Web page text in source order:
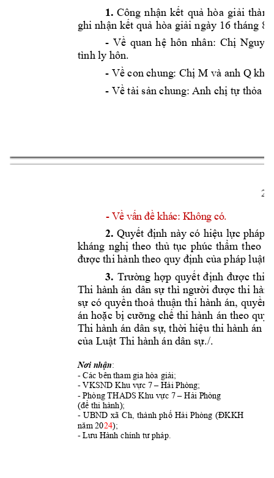
1. Công nhận kết quả hòa giải thàn
ghi nhận kết quả hòa giải ngày 16 tháng 8
- Về quan hệ hôn nhân: Chị
tình ly hôn.
- Về con chung: Chị M và anh Q kh
- Về tài sản chung: Anh chị tự thỏa
2
-Về vấn đề khác: Không có.
2. Quyết định này có hiệu lực pháp
kháng nghị theo thủ tục phúc thẩm theo
được thi hành theo quy định của pháp luật
3. Trường hợp quyết định được thi
Thi hành án dân sự thì người được thi
sự có quyền thoả thuận thi hành án, quyền
án hoặc bị cưỡng chế thi hành án theo quy
Thi hành án dân sự, thời hiệu thi hành án
của Luật Thi hành án dân sự./.
Nơi nhận:
- Các bêntham gia hòa giải;
- VKSND Khu vực 7 – Hải Phòng;
- Phòng THADS Khu vực 7 – Hải Phòng
(để thi hành);
- UBND xã Ch, thành phố Hải Phòng (ĐKKH
năm 2024);
- Lưu Hành chính tư pháp.